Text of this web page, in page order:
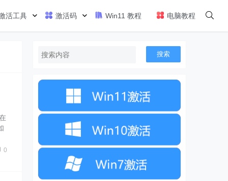
活工具 激活码 Win11 教程 电脑教程
0
搜索